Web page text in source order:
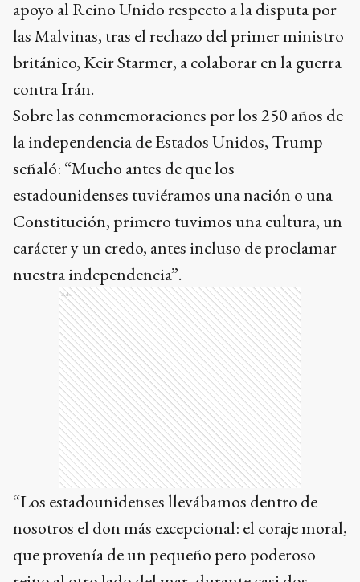
apoyo al Reino Unido respecto a la disputa por
las Malvinas, tras el rechazo del primer ministro
británico, Keir Starmer, a colaborar en la guerra
contra Irán.
Sobre las conmemoraciones por los 250 años de
la independencia de Estados Unidos, Trump
señaló: “Mucho antes de que los
estadounidenses tuviéramos una nación o una
Constitución, primero tuvimos una cultura, un
carácter y un credo, antes incluso de proclamar
nuestra independencia”.
Ads
“Los estadounidenses llevábamos dentro de
nosotros el don más excepcional: el coraje moral,
que provenía de un pequeño pero poderoso